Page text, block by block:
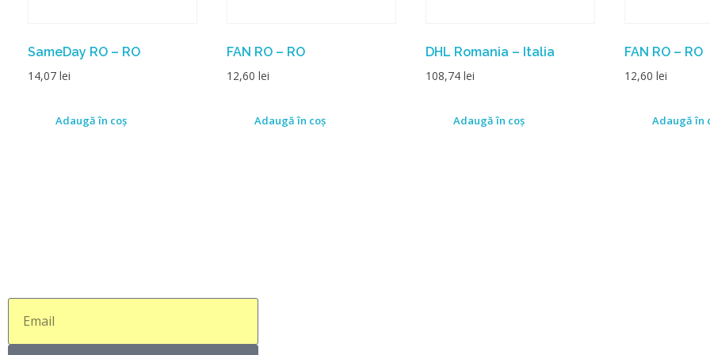
SameDay RO – RO
14,07 lei
Adaugă în coș
FAN RO – RO
12,60 lei
Adaugă în coș
DHL Romania – Italia
108,74 lei
Adaugă în coș
FAN RO – RO
12,60 lei
Adaugă în